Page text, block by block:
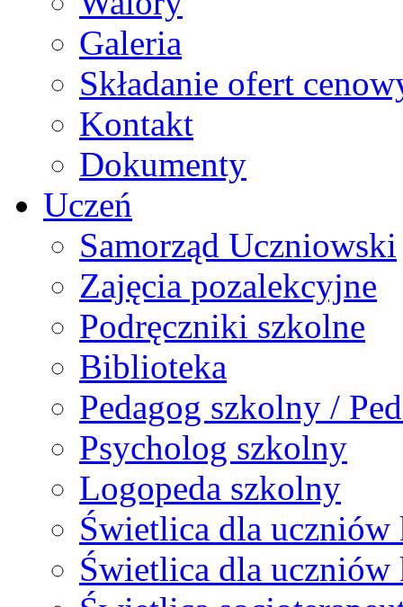
Galeria
Składanie ofert
Kontakt
Dokumenty
Uczeń
Samorząd Uczniowski
Zajęcia pozalekcyjne
Podręczniki szkolne
Biblioteka
Pedagog szkolny /
Psycholog szkolny
Logopeda szkolny
Świetlica dla uczniów
Świetlica dla